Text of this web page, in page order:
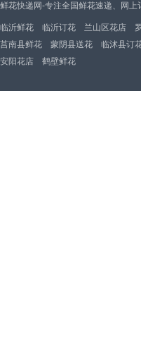
鲜花快递网-专注全国鲜花速递、网
临沂鲜花 临沂订花 兰山区花店
莒南县鲜花
蒙阴县送花 临沭县订
安阳花店
鹤壁鲜花